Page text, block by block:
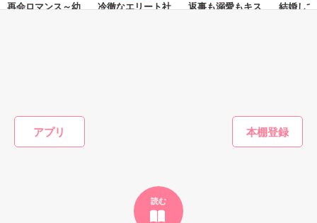
アプリ
読む
※表紙も作中使用の画像も全てフリー素材です。
再会ロマンス～幼
冷徹なエリート社
返事も溺愛もキス
結婚し
かんたん検索の条件を変える